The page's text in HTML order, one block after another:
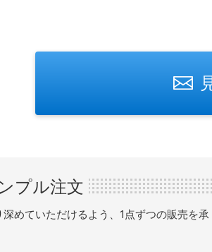
プル注文
めていただけるよう、1点ずつの販売を承